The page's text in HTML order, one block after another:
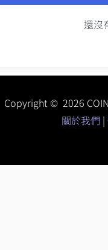
還沒
Copyright © 2026
關於我們 |